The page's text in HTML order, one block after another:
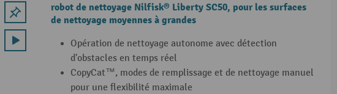
robot de nettoyage Nilfisk® Liberty SC50, pour les surfaces
de nettoyage moyennes à grandes
Opération de nettoyage autonome avec détection
d'obstacles en temps réel
CopyCat™, modes de remplissage et de nettoyage manuel
pour une flexibilité maximale